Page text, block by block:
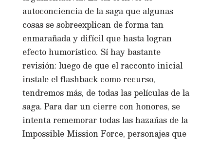
autoconciencia de la saga que algunas
cosas se sobreexplican de forma tan
enmarañada y difícil que hasta logran
efecto humorístico. Sí hay bastante
revisión: luego de que el racconto inicial
instale el flashback como recurso,
tendremos más, de todas las películas de la
saga. Para dar un cierre con honores, se
intenta rememorar todas las hazañas de la
Impossible Mission Force, personajes que